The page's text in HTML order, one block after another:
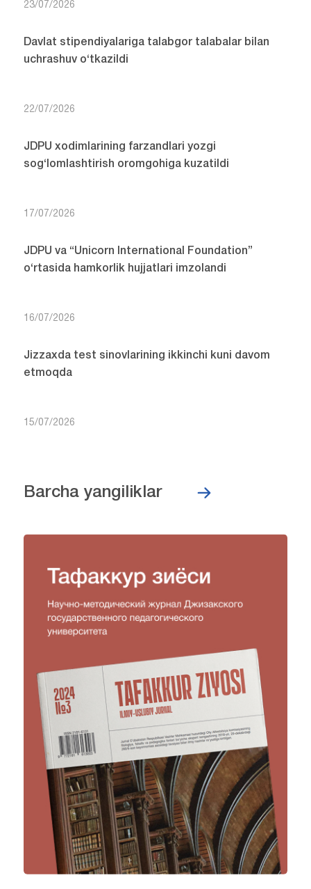
23/07/2026
Davlat stipendiyalariga talabgor talabalar bilan
uchrashuv o‘tkazildi
22/07/2026
JDPU xodimlarining farzandlari yozgi
sog‘lomlashtirish oromgohiga kuzatildi
17/07/2026
JDPU va “Unicorn International Foundation”
o‘rtasida hamkorlik hujjatlari imzolandi
16/07/2026
Jizzaxda test sinovlarining ikkinchi kuni davom
etmoqda
15/07/2026
Barcha yangiliklar